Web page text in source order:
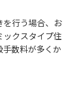
を行う場合、お
ックスタイプ住
数料が多くか